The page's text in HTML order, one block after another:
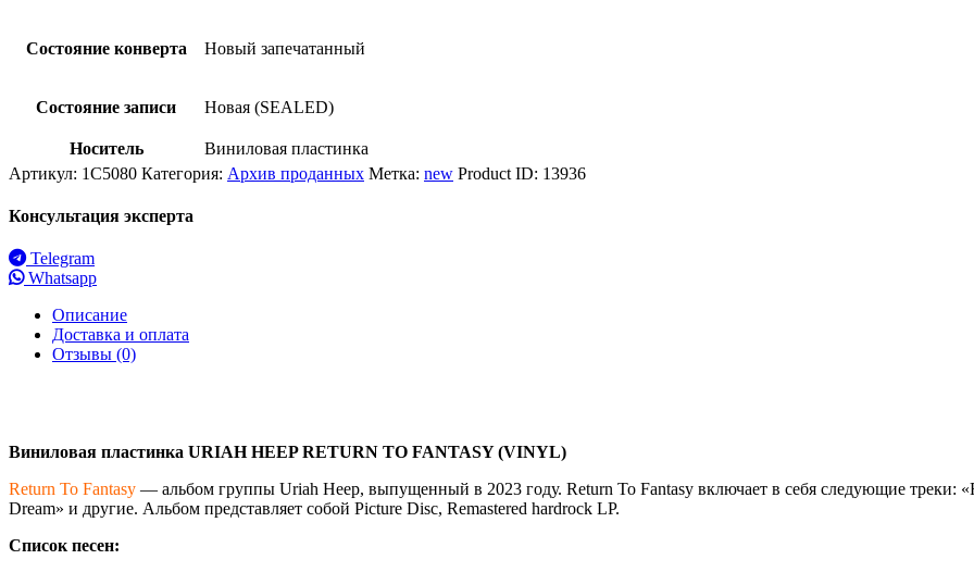
Состояние конверта Новый запечатанный
Состояние записи Новая (SEALED)
Носитель
Виниловая пластинка
Артикул: 1C5080 Категория: Архив проданных Метка: new Product ID: 13936
Консультация эксперта
Telegram
Whatsapp
Описание
Доставка и оплата
Отзывы (0)
Виниловая пластинка URIAH HEEP RETURN TO FANTASY (VINYL)
Return To Fantasy — альбом группы Uriah Heep, выпущенный в 2023 году. Return To Fantasy включает в себя следующие треки:
Dream» и другие. Альбом представляет собой Picture Disc, Remastered hardrock LP.
Список песен: